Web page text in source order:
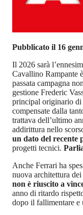
Pubblicato il 16
Il 2026 sarà
Cavallino Rampante
passata campagna
gestione Frederic
principal originario di
compensate dalla
trattava dell’ultimo
addirittura nello
un dato del recente
progetti tecnici.
Anche Ferrari ha
nuova architettura
non è riuscito a
anno di ritardo
dopo il fallimentare e